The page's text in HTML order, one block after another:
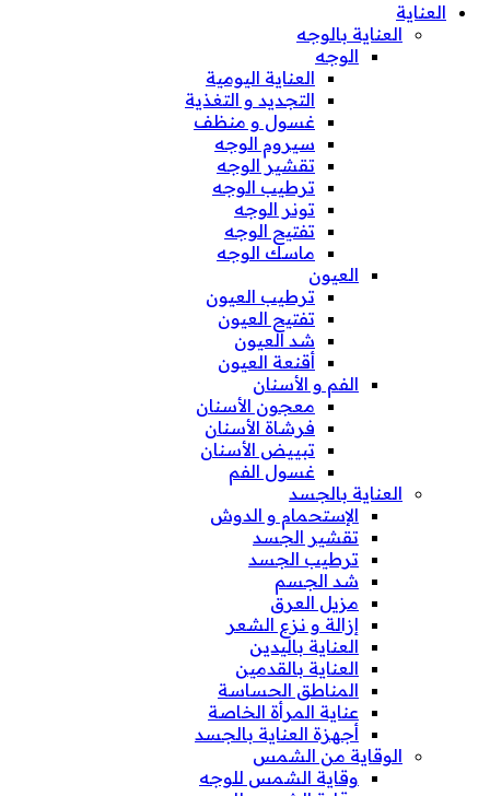
العناية
العناية بالوجه
الوجه
العناية اليومية
التجديد و التغذية
غسول و منظف
سيروم الوجه
تقشير الوجه
ترطيب الوجه
تونر الوجه
تفتيح الوجه
ماسك الوجه
العيون
ترطيب العيون
تفتيح العيون
شد العيون
أقنعة العيون
الفم و الأسنان
معجون الأسنان
فرشاة الأسنان
تبييض الأسنان
غسول الفم
العناية بالجسد
الإستحمام و الدوش
تقشير الجسد
ترطيب الجسد
شد الجسم
مزيل العرق
إزالة و نزع الشعر
العناية باليدين
العناية بالقدمين
المناطق الحساسة
عناية المرأة الخاصة
أجهزة العناية بالجسد
الوقاية من الشمس
وقاية الشمس للوجه